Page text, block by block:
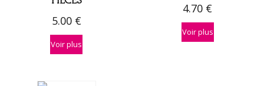
5.00 €
Voir plus
4.70 €
Voir plus